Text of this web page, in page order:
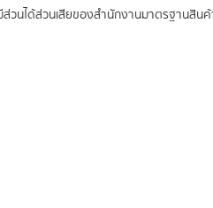
วนได้ส่วนเสียของสำนักงานมาตรฐานสิน